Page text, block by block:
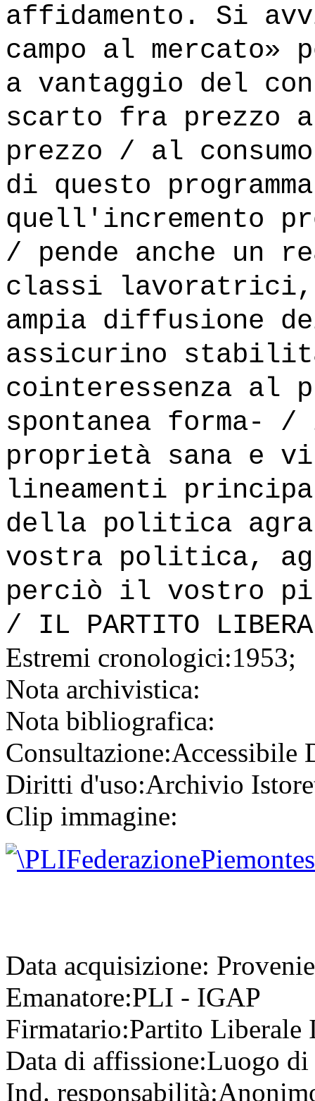
affidamento. Si
campo al
a vantaggio del
scarto fra prezzo
prezzo / al
di questo
quell'incremento
/ pende anche un
classi
ampia diffusione
assicurino
cointeressenza al
spontanea forma-
proprietà sana e
lineamenti
della politica
vostra politica,
perciò il vostro
/ IL PARTITO
Estremi cronologici:1953;
Nota archivistica:
Nota bibliografica:
Consultazione:Accessibile
Diritti d'uso:Archivio
Clip immagine:
Data acquisizione:
Emanatore:PLI - IGAP
Firmatario:Partito Liberale
Data di affissione:Luogo
Ind. responsabilità: